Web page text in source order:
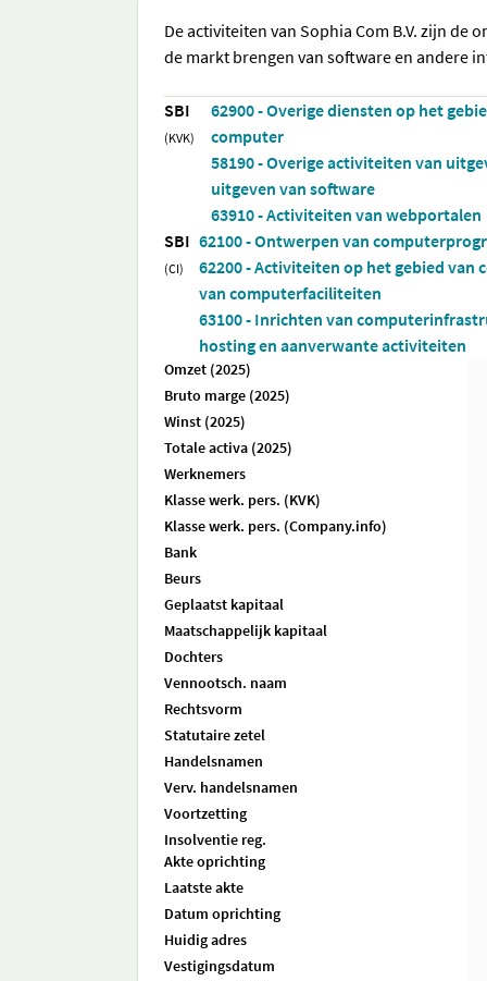
De activiteiten van Sophia Com B.V. zijn de
de markt brengen van software en andere
SBI
(KVK)
62900 - Overige diensten op het
computer
58190 - Overige activiteiten van
uitgeven van software
63910 - Activiteiten van webportalen
SBI
(CI)
62100 - Ontwerpen van
62200 - Activiteiten op het gebied van
van computerfaciliteiten
63100 - Inrichten van
hosting en aanverwante activiteiten
Omzet (2025)
Bruto marge (2025)
Winst (2025)
Totale activa (2025)
Werknemers
Klasse werk. pers. (KVK)
Klasse werk. pers. (Company.info)
Bank
Beurs
Geplaatst kapitaal
Maatschappelijk kapitaal
Dochters
Vennootsch. naam
Rechtsvorm
Statutaire zetel
Handelsnamen
Verv. handelsnamen
Voortzetting
Insolventie reg.
Akte oprichting
Laatste akte
Datum oprichting
Huidig adres
Vestigingsdatum